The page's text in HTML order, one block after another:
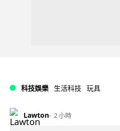
科技娛樂 生活科技 玩具
Lawton 2 小時